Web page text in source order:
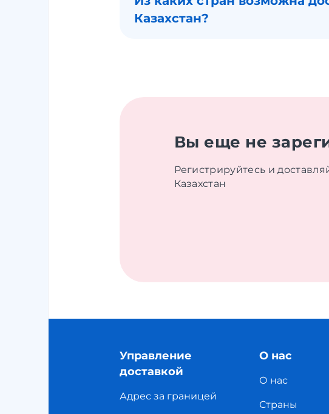
Казахстан?
Вы еще не
Регистрируйтесь и
Казахстан
Управление
доставкой
Адрес за границей
О нас
О нас
Страны